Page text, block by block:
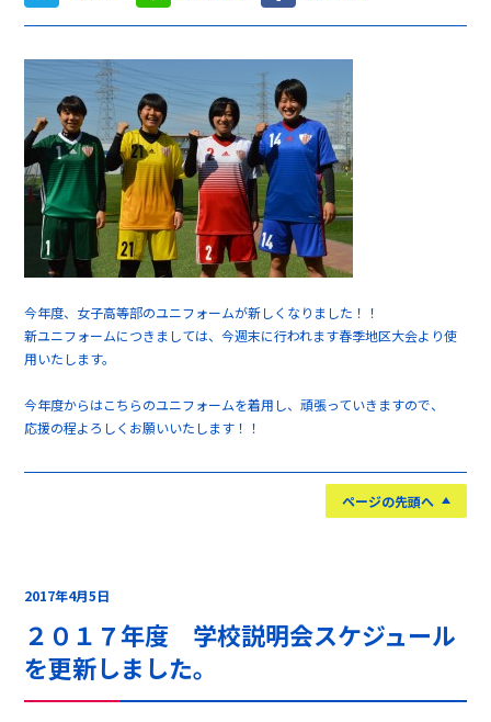
今年度、女子高等部のユニフォームが新しくなりました！！
新ユニフォームにつきましては、今週末に行われます春季地区大会より使
用いたします。
今年度からはこちらのユニフォームを着用し、頑張っていきますので、
応援の程よろしくお願いいたします！！
ページの先頭へ
2017年4月5日
２０１７年度 学校説明会スケジュール
を更新しました。